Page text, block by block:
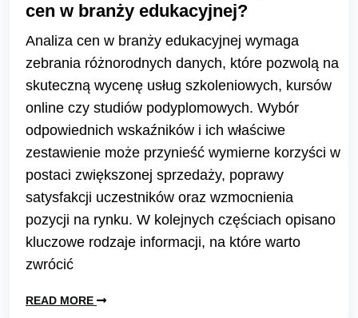
cen w branży edukacyjnej?
Analiza cen w branży edukacyjnej wymaga
zebrania różnorodnych danych, które pozwolą na
skuteczną wycenę usług szkoleniowych, kursów
online czy studiów podyplomowych. Wybór
odpowiednich wskaźników i ich właściwe
zestawienie może przynieść wymierne korzyści w
postaci zwiększonej sprzedaży, poprawy
satysfakcji uczestników oraz wzmocnienia
pozycji na rynku. W kolejnych częściach opisano
kluczowe rodzaje informacji, na które warto
zwrócić
READ MORE